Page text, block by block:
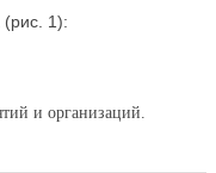
(рис. 1):
и организаций.